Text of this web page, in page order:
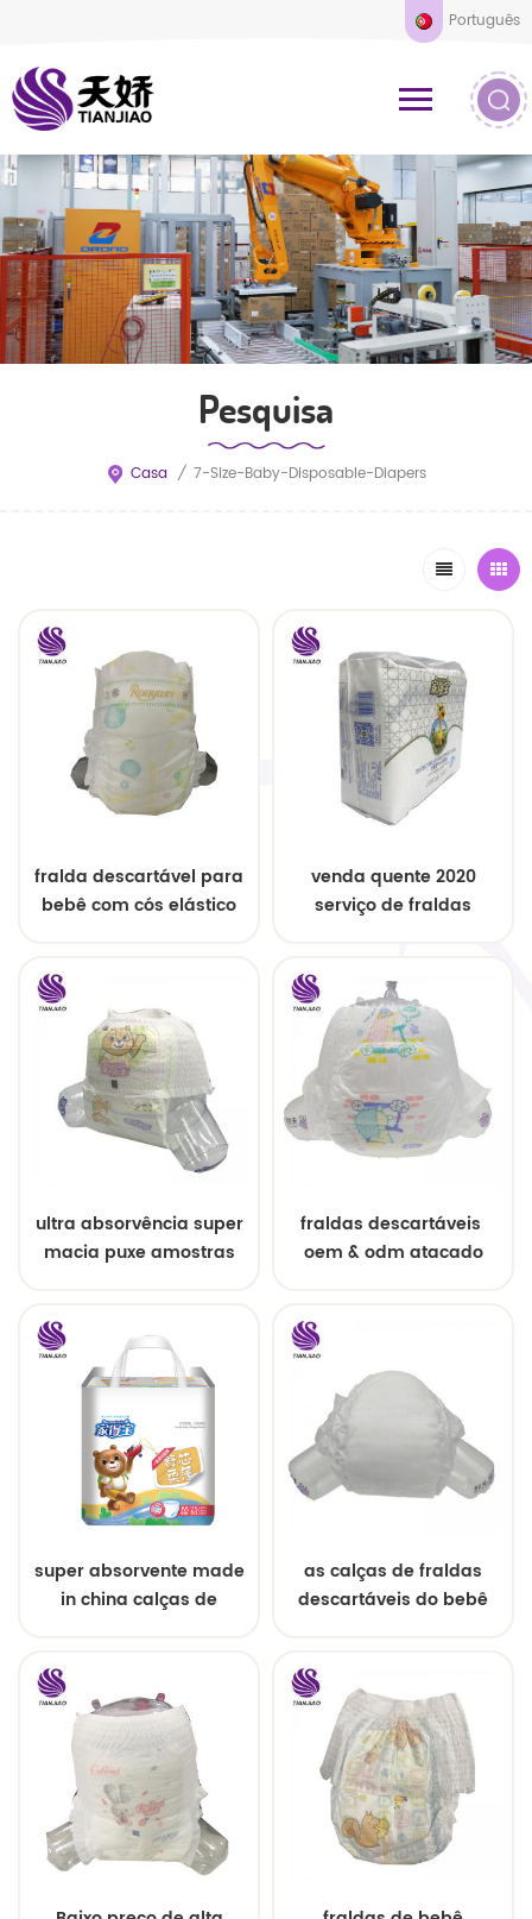
Português
Pesquisa
Casa / 7-Size-Baby-Disposable-Diapers
fralda descartável para
bebê com cós elástico
venda quente 2020
serviço de fraldas
ultra absorvência super
macia puxe amostras
fraldas descartáveis ​​
oem & odm atacado
super absorvente made
in china calças de
as calças de fraldas
descartáveis ​​do bebê